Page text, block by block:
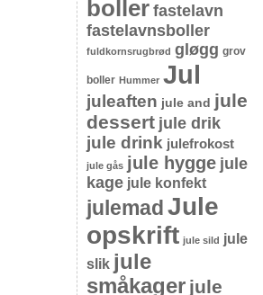
boller fastelavn
fastelavnsboller
fuldkornsrugbrød gløgg grov
boller Hummer Jul
juleaften jule and jule
dessert jule drik
jule drink julefrokost
jule gås jule hygge jule
kage jule konfekt
julemad Jule
opskrift jule sild jule
slik jule
småkager jule